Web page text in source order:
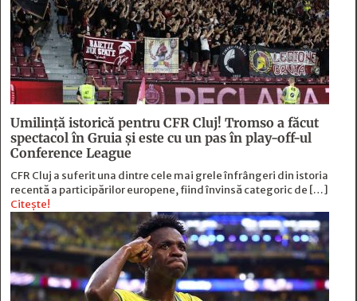
Umilință istorică pentru CFR Cluj! Tromso a făcut
spectacol în Gruia și este cu un pas în play-off-ul
Conference League
CFR Cluj a suferit una dintre cele mai grele înfrângeri din istoria
recentă a participărilor europene, fiind învinsă categoric de […]
Citește!